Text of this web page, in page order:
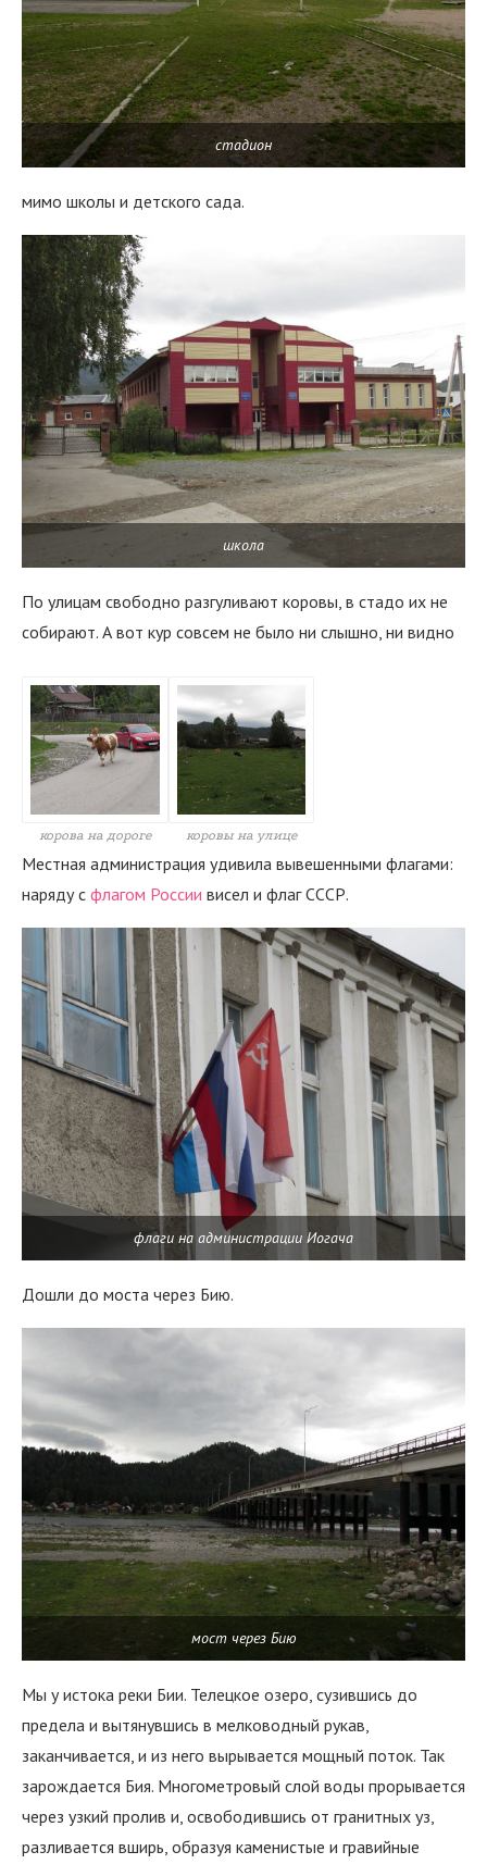
стадион
мимо школы и детского сада.
школа
По улицам свободно разгуливают коровы, в стадо их не
собирают. А вот кур совсем не было ни слышно, ни видно
корова на дороге коровы на улице
Местная администрация удивила вывешенными флагами:
наряду с флагом России висел и флаг СССР.
флаги на администрации Иогача
Дошли до моста через Бию.
мост через Бию
Мы у истока реки Бии. Телецкое озеро, сузившись до
предела и вытянувшись в мелководный рукав,
заканчивается, и из него вырывается мощный поток. Так
зарождается Бия. Многометровый слой воды прорывается
через узкий пролив и, освободившись от гранитных уз,
разливается вширь, образуя каменистые и гравийные